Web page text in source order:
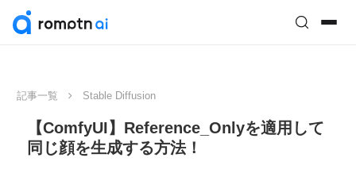
記事一覧 Stable Diffusion
【ComfyUI】Reference_Onlyを適用して
同じ顔を生成する方法！